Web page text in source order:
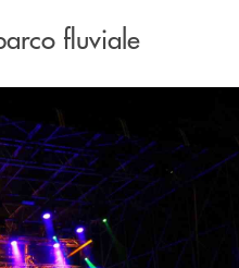
fluviale